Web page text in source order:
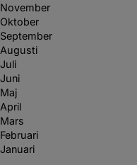
November
Oktober
September
Augusti
Juli
Juni
Maj
April
Mars
Februari
Januari